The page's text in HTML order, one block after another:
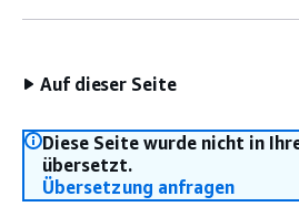
Auf dieser Seite
Diese Seite wurde nicht in
übersetzt.
Übersetzung anfragen